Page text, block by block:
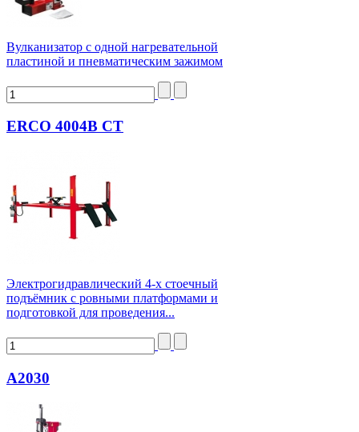
Вулканизатор с одной нагревательной
пластиной и пневматическим зажимом
ERCO 4004B CT
Электрогидравлический 4-х стоечный
подъёмник с ровными платформами и
подготовкой для проведения...
А2030